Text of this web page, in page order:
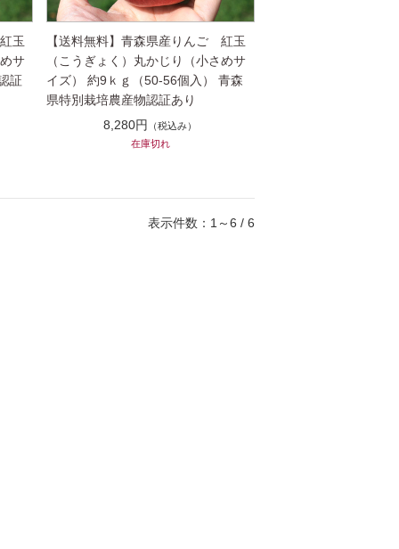
玉
サ
証
【送料無料】青森県産りんご 紅玉
（こうぎょく）丸かじり（小さめサ
イズ） 約9ｋｇ（50-56個入） 青森
県特別栽培農産物認証あり
8,280円
（税込み）
在庫切れ
表示件数：1～6 / 6